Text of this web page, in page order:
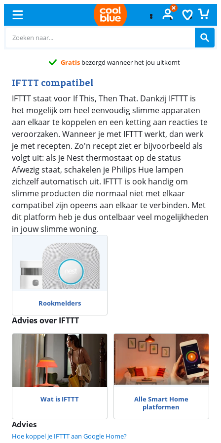
wanneer het jou uitkomt
IFTTT compatibel
IFTTT staat voor If This, Then That. Dankzij IFTTT is
het mogelijk om heel eenvoudig slimme apparaten
aan elkaar te koppelen en een ketting aan reacties te
veroorzaken. Wanneer je met IFTTT werkt, dan werk
je met recepten. Zo'n recept ziet er bijvoorbeeld als
volgt uit: als je Nest thermostaat op de status
Afwezig staat, schakelen je Philips Hue lampen
zichzelf automatisch uit. IFTTT is ook handig om
slimme producten die normaal niet met elkaar
compatibel zijn opeens aan elkaar te verbinden. Met
dit platform heb je dus ontelbaar veel mogelijkheden
in jouw slimme woning.
Rookmelders
Advies over IFTTT
Wat is IFTTT
Alle Smart Home
platformen
Advies
Hoe koppel je IFTTT aan Google Home?